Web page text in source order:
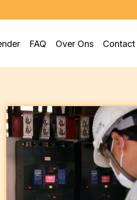
FAQ Over Ons Contact